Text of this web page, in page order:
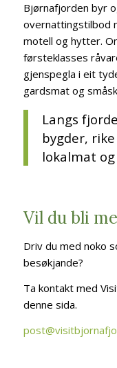
Bjørnafjorden byr
overnattingstilbod
motell og hytter.
førsteklasses
gjenspegla i eit
gardsmat og
Langs
bygder,
lokalmat
Vil du bli
Driv du med noko
besøkjande?
Ta kontakt med
denne sida.